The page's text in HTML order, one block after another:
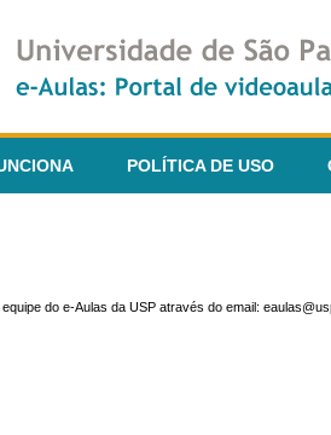
POLÍTICA DE USO
do e-Aulas da USP através do email: